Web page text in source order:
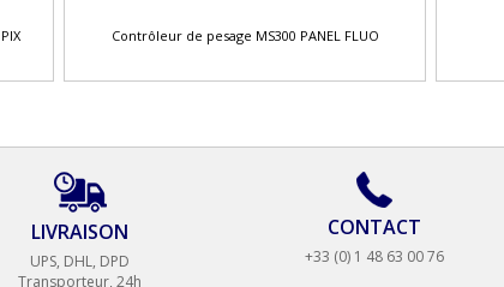
Contrôleur de pesage MS300 PANEL FLUO
LIVRAISON
UPS, DHL, DPD
Transporteur, 24h
CONTACT
+33 (0) 1 48 63 00 76